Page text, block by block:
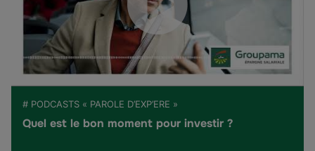
# PODCASTS « PAROLE D’EXP’ERE »
Quel est le bon moment pour investir ?